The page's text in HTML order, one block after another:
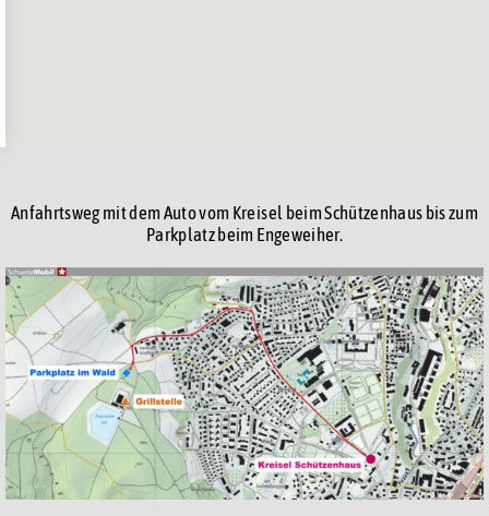
Anfahrtsweg mit dem Auto vom Kreisel beim Schützenhaus bis zum
Parkplatz beim Engeweiher.